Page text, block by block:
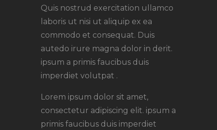
Quis nostrud exercitation ullamco
laboris ut nisi ut aliquip ex ea
commodo et consequat. Duis
autedo irure magna dolor in derit.
ipsum a primis faucibus duis
imperdiet volutpat .
Lorem ipsum dolor sit amet,
consectetur adipiscing elit. ipsum a
primis faucibus duis imperdiet